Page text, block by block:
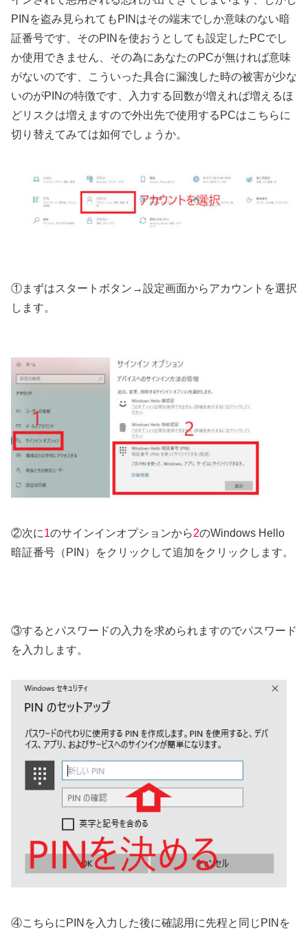
PINを盗み見られてもPINはその端末でしか意味のない暗
証番号です、そのPINを使おうとしても設定したPCでし
か使用できません、その為にあなたのPCが無ければ意味
がないのです、こういった具合に漏洩した時の被害が少な
いのがPINの特徴です、入力する回数が増えれば増えるほ
どリスクは増えますので外出先で使用するPCはこちらに
切り替えてみては如何でしょうか。
①まずはスタートボタン→設定画面からアカウントを選択
します。
②次に1のサインインオプションから2のWindows Hello
暗証番号（PIN）をクリックして追加をクリックします。
③するとパスワードの入力を求められますのでパスワード
を入力します。
④こちらにPINを入力した後に確認用に先程と同じPINを